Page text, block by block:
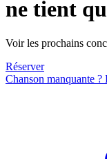
ne tient
Voir les prochains
Réserver
Chanson manquante ?